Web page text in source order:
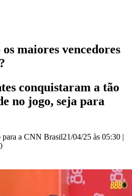
maiores vencedores
conquistaram a tão
no jogo, seja para
para a CNN Brasil21/04/25 às 05:30 |